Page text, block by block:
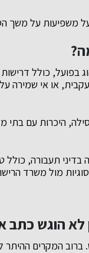
משפיעות על משך
בפועל, כולל
או אי שמירה
היכרות עם
תעבורה, כולל
מול משרד
לא הוגש כתב
המקרים ההיתר